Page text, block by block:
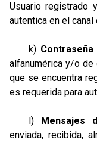
Usuario registrado
autentica en el canal
k)
alfanumérica y/o de
que se encuentra
es requerida para
l) Mensajes
enviada, recibida,